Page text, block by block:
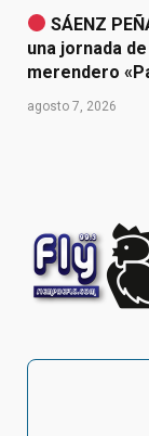
SÁENZ
una jornada
merendero
agosto 7, 2026